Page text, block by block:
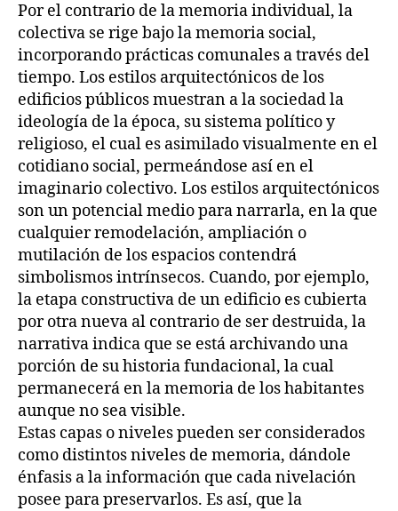
Por el contrario de la memoria individual, la
colectiva se rige bajo la memoria social,
incorporando prácticas comunales a través del
tiempo. Los estilos arquitectónicos de los
edificios públicos muestran a la sociedad la
ideología de la época, su sistema político y
religioso, el cual es asimilado visualmente en el
cotidiano social, permeándose así en el
imaginario colectivo. Los estilos arquitectónicos
son un potencial medio para narrarla, en la que
cualquier remodelación, ampliación o
mutilación de los espacios contendrá
simbolismos intrínsecos. Cuando, por ejemplo,
la etapa constructiva de un edificio es cubierta
por otra nueva al contrario de ser destruida, la
narrativa indica que se está archivando una
porción de su historia fundacional, la cual
permanecerá en la memoria de los habitantes
aunque no sea visible.
Estas capas o niveles pueden ser considerados
como distintos niveles de memoria, dándole
énfasis a la información que cada nivelación
posee para preservarlos. Es así, que la